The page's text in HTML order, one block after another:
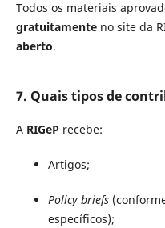
Todos os materiais
gratuitamenteno site da
aberto.
7. Quais tipos de
A RIGePrecebe:
Artigos;
Policy briefs
específicos);